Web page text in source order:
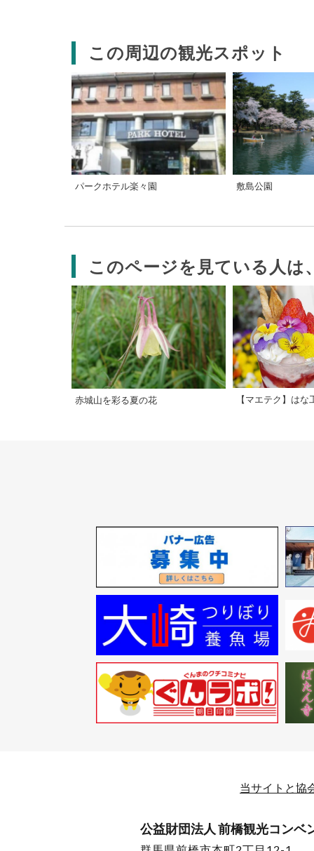
この周辺の観光スポット
パークホテル楽々園 敷島公園
このページを見ている人
赤城山を彩る夏の花 【マエテク】は
当サイトと協
公益財団法人 前橋観光コンベ